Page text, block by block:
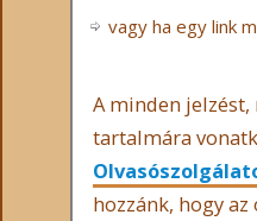
vagy ha egy link
A minden jelzést,
tartalmára
hozzánk, hogy